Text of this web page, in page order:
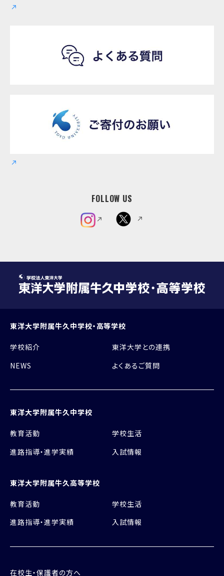
FOLLOW US
東洋大学附属牛久中学校・高等学校
学校紹介
東洋大学との連携
NEWS
よくあるご質問
東洋大学附属牛久中学校
教育活動
学校生活
進路指導・進学実績
入試情報
東洋大学附属牛久高等学校
教育活動
学校生活
進路指導・進学実績
入試情報
在校生・保護者の方へ